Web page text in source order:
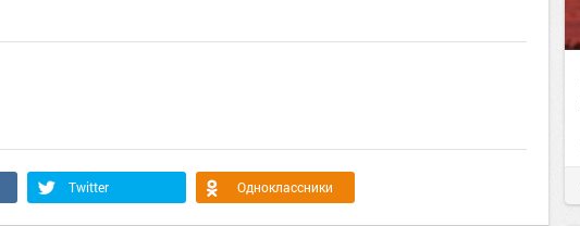
Twitter Одноклассники